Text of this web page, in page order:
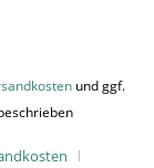
und ggf.